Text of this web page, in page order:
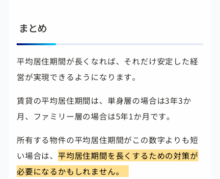
まとめ
平均居住期間が長くなれば、それだけ安定した経
営が実現できるようになります。
賃貸の平均居住期間は、単身層の場合は3年3か
月、ファミリー層の場合は5年1か月です。
所有する物件の平均居住期間がこの数字よりも短
い場合は、 平均居住期間を長くするための対策が
必要になるかもしれません。